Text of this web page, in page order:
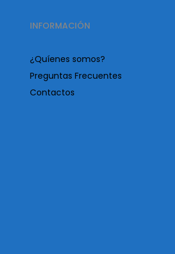
INFORMACIÓN
¿Quíenes somos?
Preguntas Frecuentes
Contactos